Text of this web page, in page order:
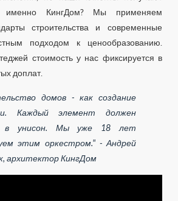
именно КингДом? Мы применяем
строительства и современные
подходом к ценообразованию.
стоимость у нас фиксируется в
доплат.
домов - как создание
Каждый элемент должен
в унисон. Мы уже 18 лет
этим оркестром." - Андрей
архитектор КингДом